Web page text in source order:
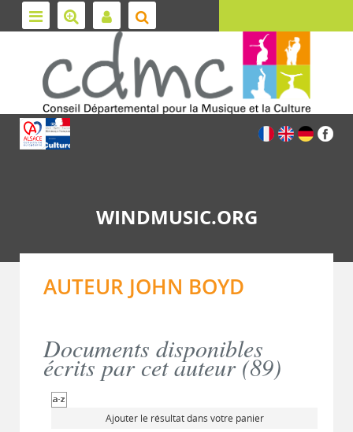
WINDMUSIC.ORG
AUTEUR JOHN BOYD
Documents disponibles
écrits par cet auteur (89)
Ajouter le résultat dans votre panier